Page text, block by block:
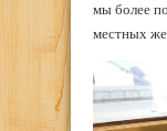
мы более
местных